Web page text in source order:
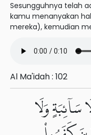
Sesungguhnya telah
kamu menanyakan
mereka), kemudian
Al Ma'idah : 102
سَآئِبَةٍ وَلَا